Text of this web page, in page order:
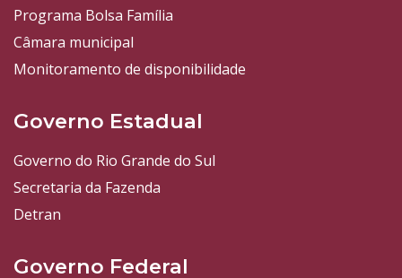
Programa Bolsa Família
Câmara municipal
Monitoramento de disponibilidade
Governo Estadual
Governo do Rio Grande do Sul
Secretaria da Fazenda
Detran
Governo Federal